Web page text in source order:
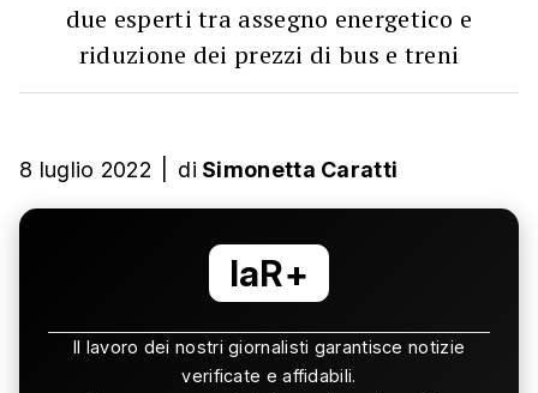
due esperti tra assegno energetico e
riduzione dei prezzi di bus e treni
8 luglio 2022 di Simonetta Caratti
laR+
Il lavoro dei nostri giornalisti garantisce notizie
verificate e affidabili.